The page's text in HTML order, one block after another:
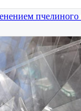
пчелиного